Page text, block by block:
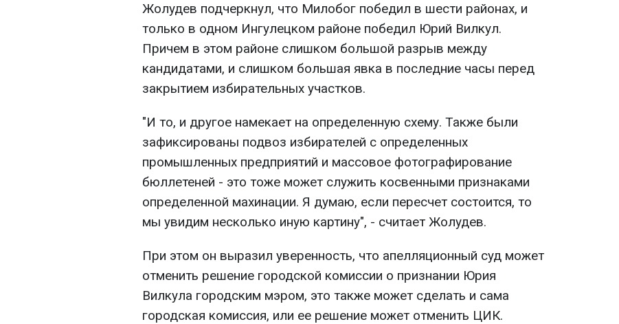
Жолудев подчеркнул, что Милобог победил в шести районах, и
только в одном Ингулецком районе победил Юрий Вилкул.
Причем в этом районе слишком большой разрыв между
кандидатами, и слишком большая явка в последние часы перед
закрытием избирательных участков.
"И то, и другое намекает на определенную схему. Также были
зафиксированы подвоз избирателей с определенных
промышленных предприятий и массовое фотографирование
бюллетеней - это тоже может служить косвенными признаками
определенной махинации. Я думаю, если пересчет состоится, то
мы увидим несколько иную картину", - считает Жолудев.
При этом он выразил уверенность, что апелляционный суд может
отменить решение городской комиссии о признании Юрия
Вилкула городским мэром, это также может сделать и сама
городская комиссия, или ее решение может отменить ЦИК.